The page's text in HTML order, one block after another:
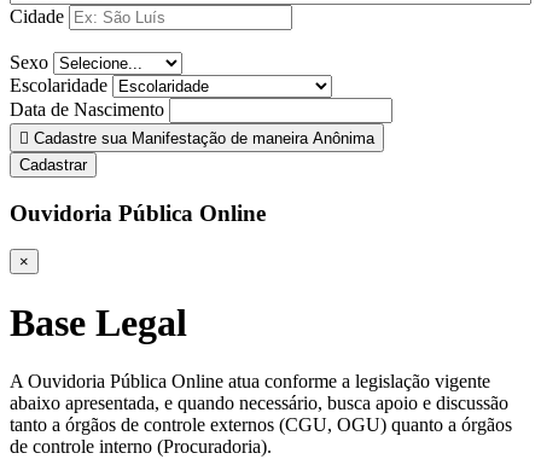
Cidade
Sexo
Escolaridade
Data de Nascimento
Cadastre sua Manifestação de maneira Anônima
Cadastrar
Ouvidoria Pública Online
×
Base Legal
A Ouvidoria Pública Online atua conforme a legislação vigente
abaixo apresentada, e quando necessário, busca apoio e discussão
tanto a órgãos de controle externos (CGU, OGU) quanto a órgãos
de controle interno (Procuradoria).